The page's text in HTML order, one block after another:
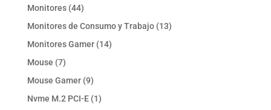
Monitores 4444
productos
Monitores de Consumo y Trabajo 1313
Monitores Gamer 1414
Mouse 77
productos
Mouse Gamer 99
productos
Nvme M.2 PCI-E 11